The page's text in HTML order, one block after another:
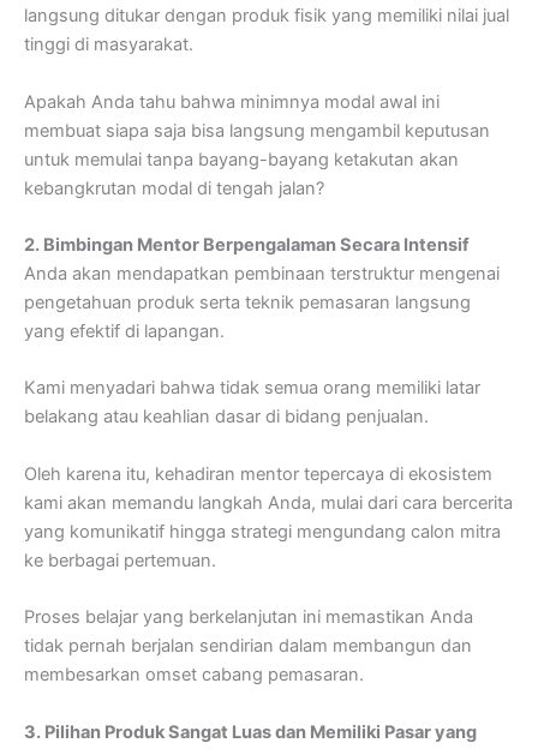
langsung ditukar dengan produk fisik yang memiliki nilai jual
tinggi di masyarakat.
Apakah Anda tahu bahwa minimnya modal awal ini
membuat siapa saja bisa langsung mengambil keputusan
untuk memulai tanpa bayang-bayang ketakutan akan
kebangkrutan modal di tengah jalan?
2. Bimbingan Mentor Berpengalaman Secara Intensif
Anda akan mendapatkan pembinaan terstruktur mengenai
pengetahuan produk serta teknik pemasaran langsung
yang efektif di lapangan.
Kami menyadari bahwa tidak semua orang memiliki latar
belakang atau keahlian dasar di bidang penjualan.
Oleh karena itu, kehadiran mentor tepercaya di ekosistem
kami akan memandu langkah Anda, mulai dari cara bercerita
yang komunikatif hingga strategi mengundang calon mitra
ke berbagai pertemuan.
Proses belajar yang berkelanjutan ini memastikan Anda
tidak pernah berjalan sendirian dalam membangun dan
membesarkan omset cabang pemasaran.
3. Pilihan Produk Sangat Luas dan Memiliki Pasar yang